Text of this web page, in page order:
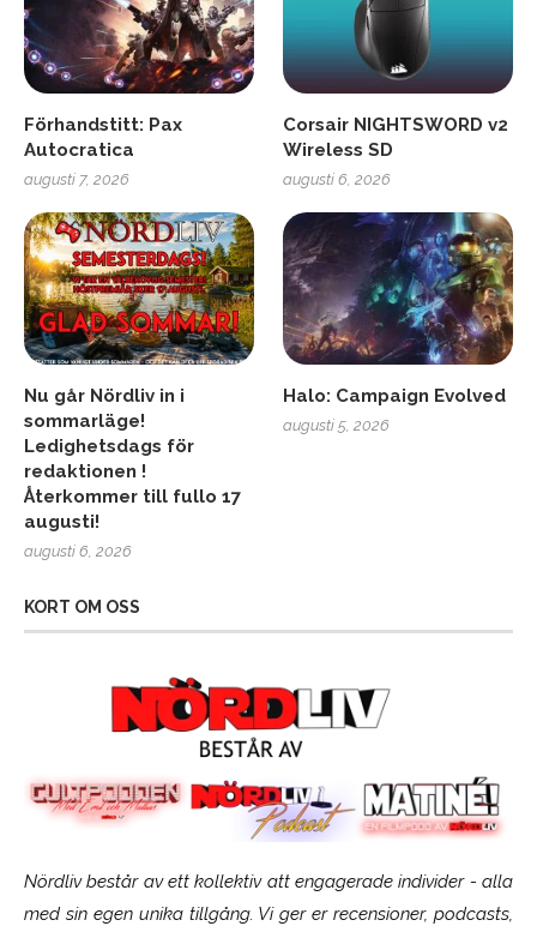
Förhandstitt: Pax
Autocratica
augusti 7, 2026
Corsair NIGHTSWORD v2
Wireless SD
augusti 6, 2026
Nu går Nördliv in i
sommarläge!
Ledighetsdags för
redaktionen !
Återkommer till fullo 17
augusti!
augusti 6, 2026
Halo: Campaign Evolved
augusti 5, 2026
KORT OM OSS
Nördliv består av ett kollektiv att engagerade individer - alla
med sin egen unika tillgång. Vi ger er recensioner, podcasts,